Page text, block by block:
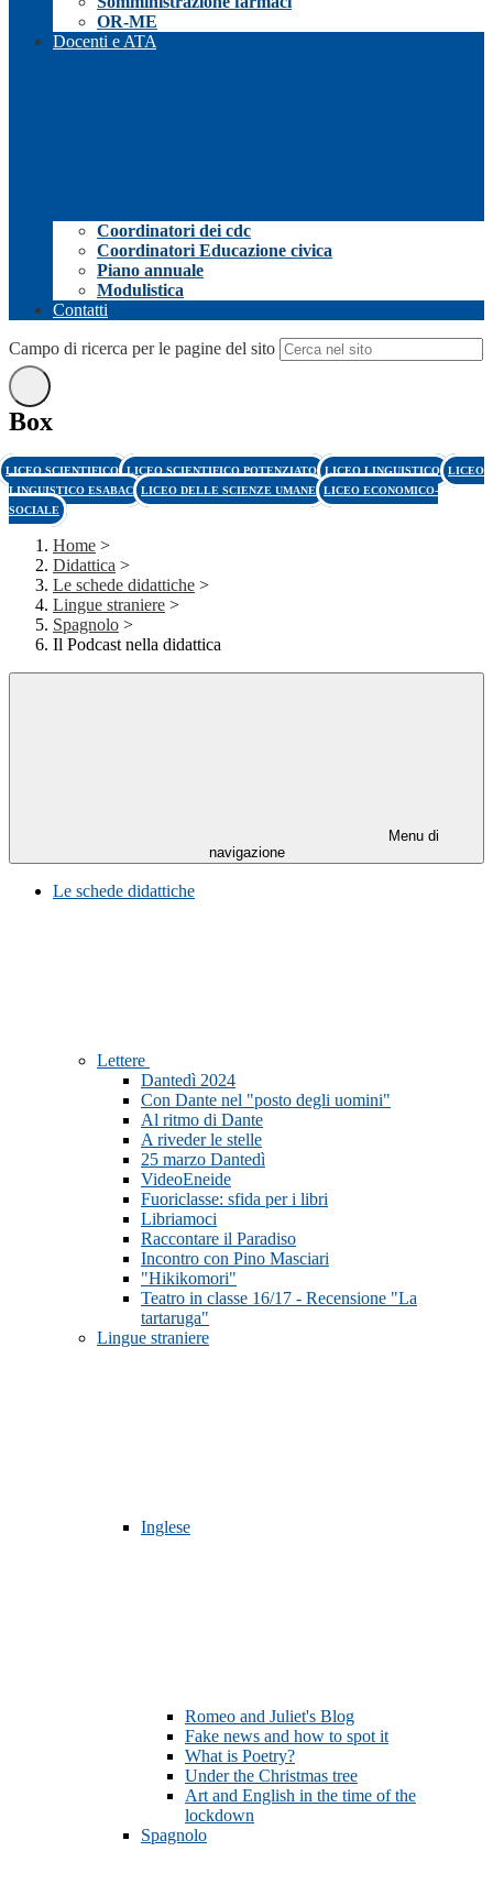
OR-ME
Docenti e ATA
Coordinatori dei cdc
Coordinatori Educazione civica
Piano annuale
Modulistica
Contatti
Campo di ricerca per le pagine del sito
Box
LICEO SCIENTIFICO LICEO SCIENTIFICO POTENZIATO LICEO LINGUISTICO LICEO
LINGUISTICO ESABAC LICEO DELLE SCIENZE UMANE LICEO ECONOMICO-
SOCIALE
Home >
Didattica >
Le schede didattiche >
Lingue straniere >
Spagnolo >
Il Podcast nella didattica
Menu di
navigazione
Le schede didattiche
Lettere
Dantedì 2024
Con Dante nel "posto degli uomini"
Al ritmo di Dante
A riveder le stelle
25 marzo Dantedì
VideoEneide
Fuoriclasse: sfida per i libri
Libriamoci
Raccontare il Paradiso
Incontro con Pino Masciari
"Hikikomori"
Teatro in classe 16/17 - Recensione "La
tartaruga"
Lingue straniere
Inglese
Romeo and Juliet's Blog
Fake news and how to spot it
What is Poetry?
Under the Christmas tree
Art and English in the time of the
lockdown
Spagnolo